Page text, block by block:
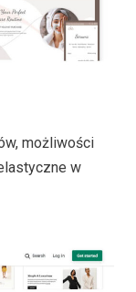
możliwości
w